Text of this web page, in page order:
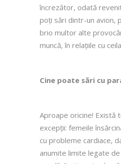
încrezător, odată
poți sări dintr-un avion,
brio multor alte
muncă, în relațiile cu
Cine poate sări cu
Aproape oricine! Există
excepții: femeile
cu probleme cardiace,
anumite limite legate